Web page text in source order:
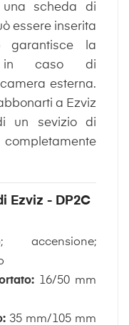
scheda di
essere inserita
garantisce la
in caso di
esterna.
a Ezviz
un sevizio di
Ezviz - DP2C
accensione;
16/50 mm
35 mm/105 mm